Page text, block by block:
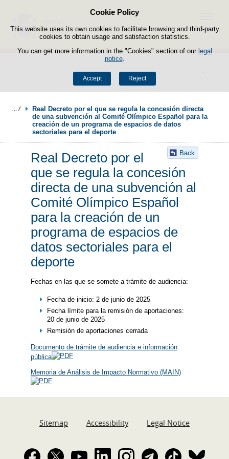
Cookie Policy
This website uses its own cookies to facilitate browsing and third-party
cookies to obtain usage and satisfaction statistics.
You can get more information in the "Cookies" section of our legal
notice.
Accept Reject
Skip to content
Search
Menu
Real Decreto por el que se regula la concesión directa
de una subvención al Comité Olímpico Español para la
creación de un programa de espacios de datos
sectoriales para el deporte
Back
Real Decreto por el
que se regula la concesión
directa de una subvención al
Comité Olímpico Español
para la creación de un
programa de espacios de
datos sectoriales para el
deporte
Fechas en las que se somete a trámite de audiencia:
Fecha de inicio: 2 de junio de 2025
Fecha límite para la remisión de aportaciones:
20 de junio de 2025
Remisión de aportaciones cerrada
Documento de trámite de audiencia e información
pública
Memoria de Análisis de Impacto Normativo (MAIN)
Sitemap Accessibility Legal Notice